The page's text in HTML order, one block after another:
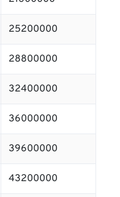
25200000
28800000
32400000
36000000
39600000
43200000